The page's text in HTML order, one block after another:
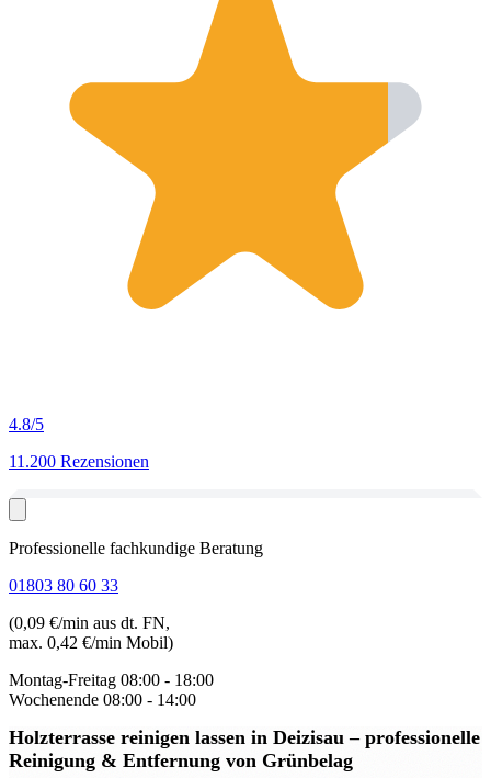
4.8/5
11.200 Rezensionen
Professionelle fachkundige Beratung
01803 80 60 33
(0,09 €/min aus dt. FN,
max. 0,42 €/min Mobil)
Montag-Freitag 08:00 - 18:00
Wochenende 08:00 - 14:00
Holzterrasse reinigen lassen in Deizisau– professionelle
Reinigung & Entfernung von Grünbelag